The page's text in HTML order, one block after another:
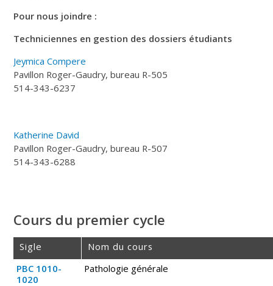
Pour nous joindre :
Techniciennes en gestion des dossiers étudiants
Jeymica Compere
Pavillon Roger-Gaudry, bureau R-505
514-343-6237
Katherine David
Pavillon Roger-Gaudry, bureau R-507
514-343-6288
Cours du premier cycle
Sigle
Nom du cours
PBC 1010-
1020
Pathologie générale